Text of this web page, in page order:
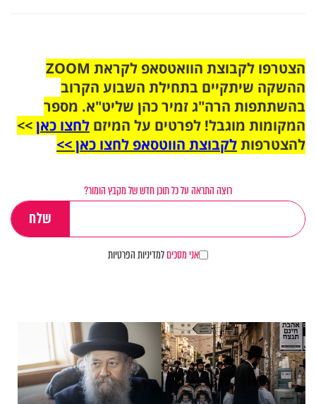
הצטרפו לקבוצת הוואטסאפ לקראת ZOOM
ההשקה שיתקיים בתחילת השבוע הקרוב
בהשתתפות הרה"ג זמיר כהן שליט"א. מספר
המקומות מוגבל! לפרטים על המיזם לחצו כאן>>
להצטרפותלקבוצת הווטסאפ לחצו כאן >>
רוצה התראה על כל תוכן חדש של מקבץ הומור?
אני מסכיםלמדיניות הפרטיות